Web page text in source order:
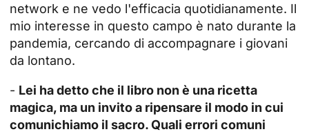
network e ne vedo l'efficacia quotidianamente. Il
mio interesse in questo campo è nato durante la
pandemia, cercando di accompagnare i giovani
da lontano.
- Lei ha detto che il libro non è una ricetta
magica, ma un invito a ripensare il modo in cui
comunichiamo il sacro. Quali errori comuni